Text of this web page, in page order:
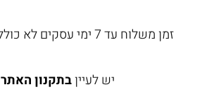
זמן משלוח עד 7 ימי עסקים לא כולל יום ההזמנה
יש לעייןבתקנון האתר